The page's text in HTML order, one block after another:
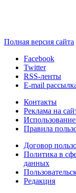
Полная версия сайта
Facebook
Twitter
RSS-ленты
E-mail
Контакты
Реклама на
Правила
Договор
Политика в
данных
Редакция